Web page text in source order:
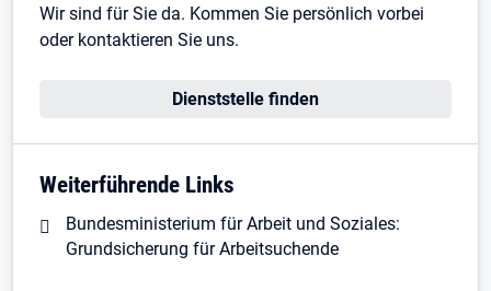
Wir sind für Sie da. Kommen Sie persönlich vorbei
oder kontaktieren Sie uns.
Dienststelle finden
Weiterführende Links
Bundesministerium für Arbeit und Soziales:
Grundsicherung für Arbeitsuchende